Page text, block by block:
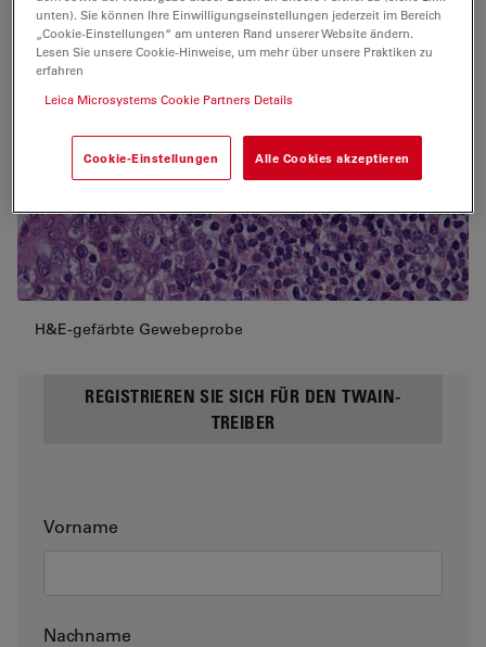
speichern.
Um Ihren kostenlosen TWAIN-Treiber zu erhalten, füllen Sie
bitte dieses Formular aus und senden Sie es an uns.
H&E-gefärbte Gewebeprobe
REGISTRIEREN SIE SICH FÜR DEN TWAIN-
TREIBER
Vorname
Nachname
unten). Sie können Ihre Einwilligungseinstellungen jederzeit im Bereich
„Cookie-Einstellungen“ am unteren Rand unserer Website ändern.
Lesen Sie unsere Cookie-Hinweise, um mehr über unsere Praktiken zu
erfahren
Leica Microsystems Cookie Partners Details
Cookie-Einstellungen Alle Cookies akzeptieren